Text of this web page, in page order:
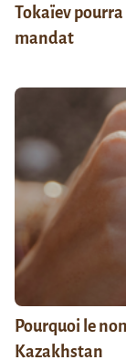
Tokaïev
mandat
Pourquoi le
Kazakhstan